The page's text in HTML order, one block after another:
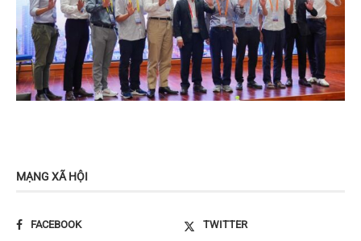
MẠNG XÃ HỘI
FACEBOOK
TWITTER